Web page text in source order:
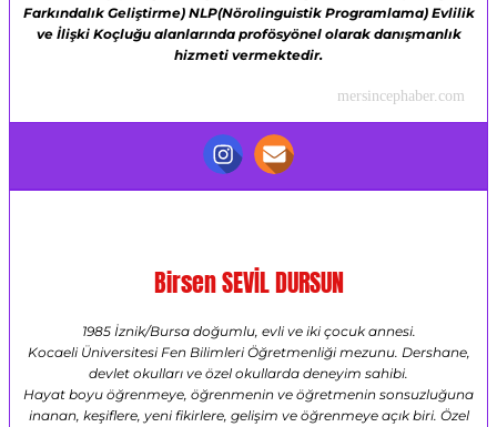
Farkındalık Geliştirme) NLP(Nörolinguistik Programlama) Evlilik
ve İlişki Koçluğu alanlarında profösyönel olarak danışmanlık
hizmeti vermektedir.
mersincephaber.com
Birsen SEVİL DURSUN
1985 İznik/Bursa doğumlu, evli ve iki çocuk annesi.
Kocaeli Üniversitesi Fen Bilimleri Öğretmenliği mezunu. Dershane,
devlet okulları ve özel okullarda deneyim sahibi.
Hayat boyu öğrenmeye, öğrenmenin ve öğretmenin sonsuzluğuna
inanan, keşiflere, yeni fikirlere, gelişim ve öğrenmeye açık biri. Özel